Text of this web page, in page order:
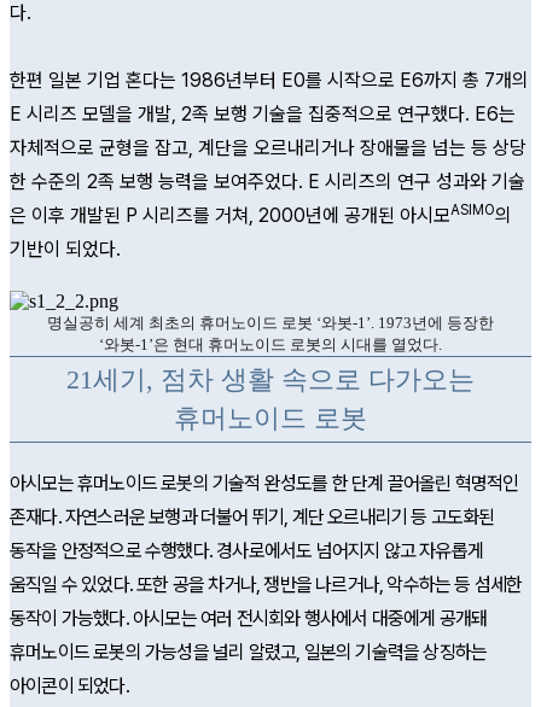
다.
한편 일본 기업 혼다는 1986년부터 E0를 시작으로 E6까지 총 7개의
E 시리즈 모델을 개발, 2족 보행 기술을 집중적으로 연구했다. E6는
자체적으로 균형을 잡고, 계단을 오르내리거나 장애물을 넘는 등 상당
한 수준의 2족 보행 능력을 보여주었다. E 시리즈의 연구 성과와 기술
은 이후 개발된 P 시리즈를 거쳐, 2000년에 공개된 아시모ASIMO의
기반이 되었다.
명실공히 세계 최초의 휴머노이드 로봇 ‘와봇-1’. 1973년에 등장한
‘와봇-1’은 현대 휴머노이드 로봇의 시대를 열었다.
21세기, 점차 생활 속으로 다가오는
휴머노이드 로봇
아시모는 휴머노이드 로봇의 기술적 완성도를 한 단계 끌어올린 혁명적인
존재다. 자연스러운 보행과 더불어 뛰기, 계단 오르내리기 등 고도화된
동작을 안정적으로 수행했다. 경사로에서도 넘어지지 않고 자유롭게
움직일 수 있었다. 또한 공을 차거나, 쟁반을 나르거나, 악수하는 등 섬세한
동작이 가능했다. 아시모는 여러 전시회와 행사에서 대중에게 공개돼
휴머노이드 로봇의 가능성을 널리 알렸고, 일본의 기술력을 상징하는
아이콘이 되었다.